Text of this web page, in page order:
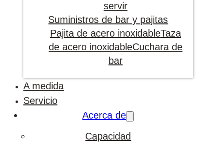
servir
Suministros de bar y pajitas
Pajita de acero inoxidableTaza
de acero inoxidableCuchara de
bar
A medida
Servicio
Acerca de
Capacidad